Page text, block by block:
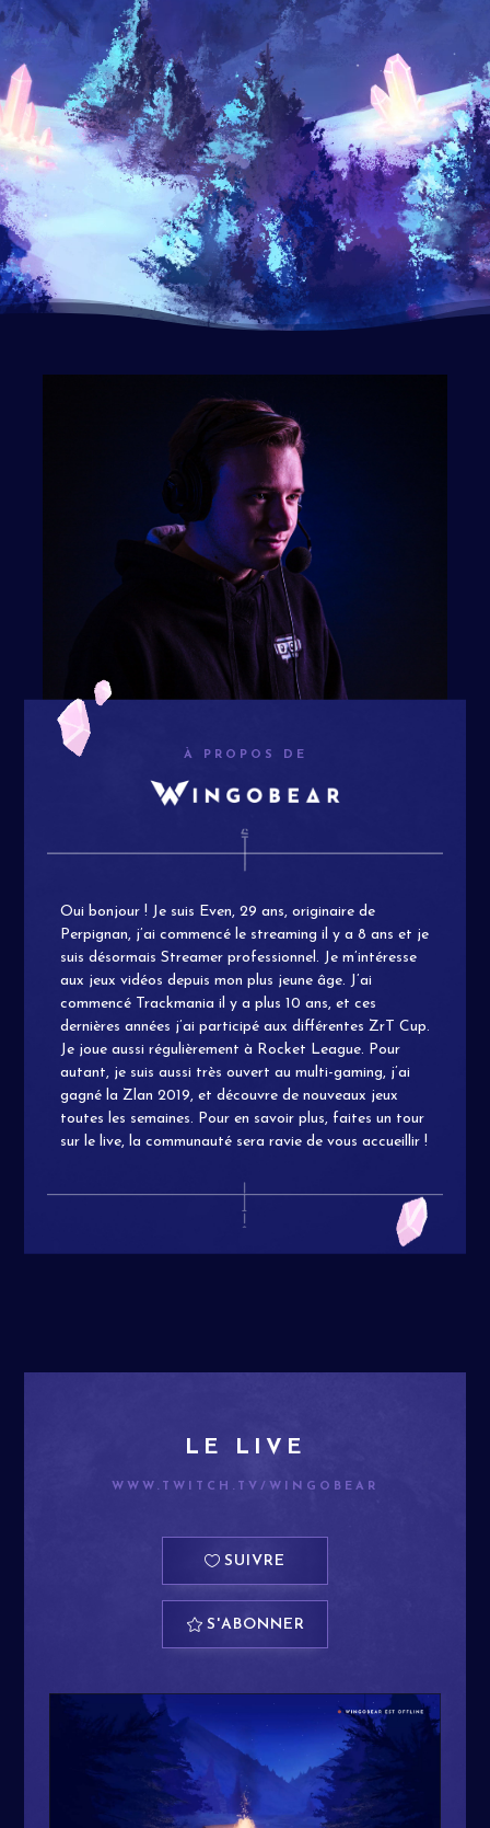
À PROPOS DE
Oui bonjour ! Je suis Even, 29 ans, originaire de
Perpignan, j’ai commencé le streaming il y a 8 ans et je
suis désormais Streamer professionnel. Je m’intéresse
aux jeux vidéos depuis mon plus jeune âge. J’ai
commencé Trackmania il y a plus 10 ans, et ces
dernières années j’ai participé aux différentes ZrT Cup.
Je joue aussi régulièrement à Rocket League. Pour
autant, je suis aussi très ouvert au multi-gaming, j’ai
gagné la Zlan 2019, et découvre de nouveaux jeux
toutes les semaines. Pour en savoir plus, faites un tour
sur le live, la communauté sera ravie de vous accueillir !
LE LIVE
WWW.TWITCH.TV/WINGOBEAR
SUIVRE
S'ABONNER